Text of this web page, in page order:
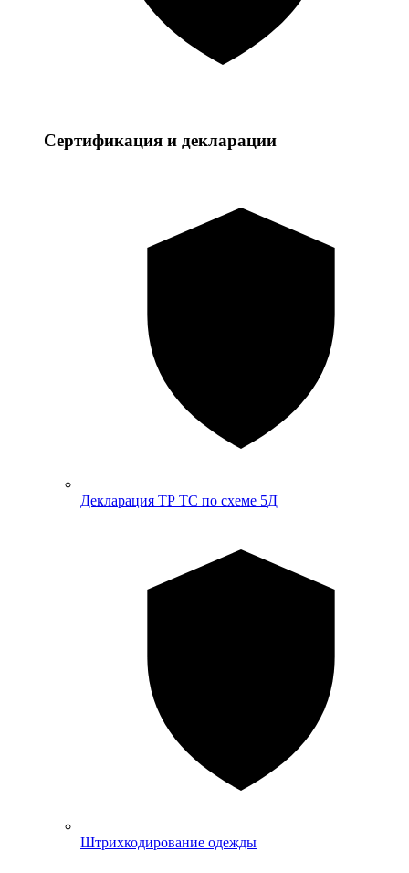
Сертификация и декларации
Декларация ТР ТС по схеме 5Д
Штрихкодирование одежды